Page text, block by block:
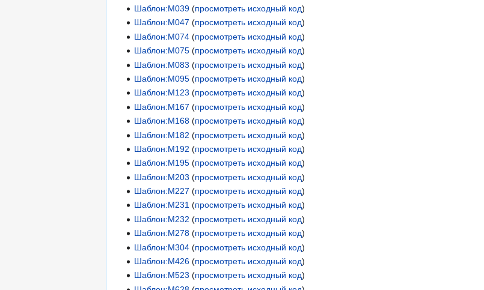
Шаблон:М039 (просмотреть исходный код)
Шаблон:М047 (просмотреть исходный код)
Шаблон:М074 (просмотреть исходный код)
Шаблон:М075 (просмотреть исходный код)
Шаблон:М083 (просмотреть исходный код)
Шаблон:М095 (просмотреть исходный код)
Шаблон:М123 (просмотреть исходный код)
Шаблон:М167 (просмотреть исходный код)
Шаблон:М168 (просмотреть исходный код)
Шаблон:М182 (просмотреть исходный код)
Шаблон:М192 (просмотреть исходный код)
Шаблон:М195 (просмотреть исходный код)
Шаблон:М203 (просмотреть исходный код)
Шаблон:М227 (просмотреть исходный код)
Шаблон:М231 (просмотреть исходный код)
Шаблон:М232 (просмотреть исходный код)
Шаблон:М278 (просмотреть исходный код)
Шаблон:М304 (просмотреть исходный код)
Шаблон:М426 (просмотреть исходный код)
Шаблон:М523 (просмотреть исходный код)